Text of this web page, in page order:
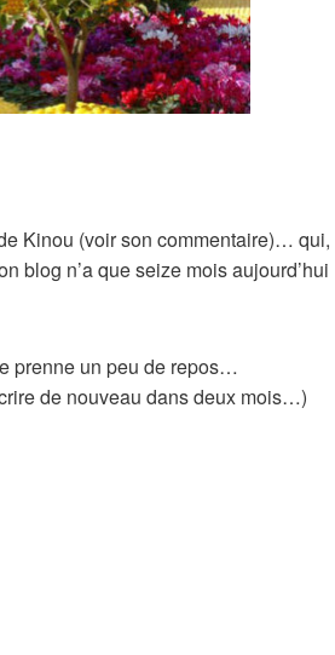
Kinou (voir son commentaire)… qui,
blog n’a que seize mois aujourd’hui
prenne un peu de repos…
de nouveau dans deux mois…)